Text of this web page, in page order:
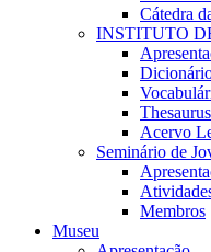
Cátedra
INSTITUTO
Thesaurus
Acervo
Seminário de
Membros
Museu